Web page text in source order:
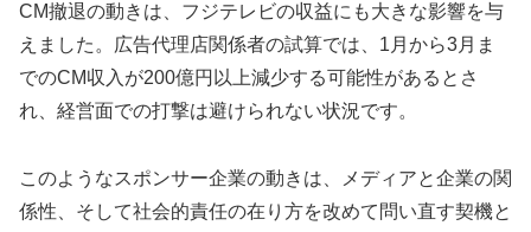
CM撤退の動きは、フジテレビの収益にも大きな影響を与
えました。広告代理店関係者の試算では、1月から3月ま
でのCM収入が200億円以上減少する可能性があるとさ
れ、経営面での打撃は避けられない状況です。
このようなスポンサー企業の動きは、メディアと企業の関
係性、そして社会的責任の在り方を改めて問い直す契機と